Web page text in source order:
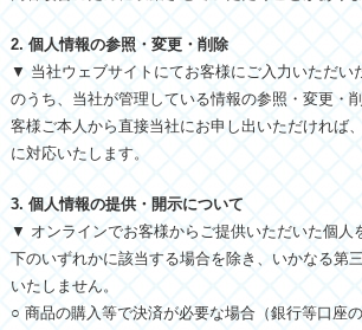
2. 個人情報の参照・変更・削除
▼ 当社ウェブサイトにてお客様にご入力いただい
のうち、当社が管理している情報の参照・変更・
客様ご本人から直接当社にお申し出いただければ
に対応いたします。
3. 個人情報の提供・開示について
▼ オンラインでお客様からご提供いただいた個人
下のいずれかに該当する場合を除き、いかなる第
いたしません。
○ 商品の購入等で決済が必要な場合（銀行等口座